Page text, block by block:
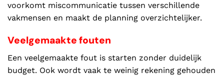
voorkomt miscommunicatie tussen verschillende
vakmensen en maakt de planning overzichtelijker.
Veelgemaakte fouten
Een veelgemaakte fout is starten zonder duidelijk
budget. Ook wordt vaak te weinig rekening gehouden